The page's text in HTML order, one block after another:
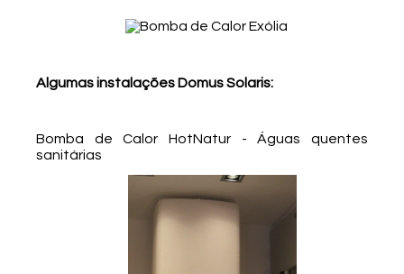
Algumas instalações Domus Solaris:
Bomba de Calor HotNatur - Águas quentes
sanitárias